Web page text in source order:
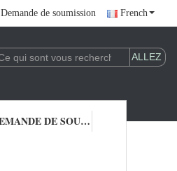
Demande de soumission French
DEMANDE DE SOUMISSION